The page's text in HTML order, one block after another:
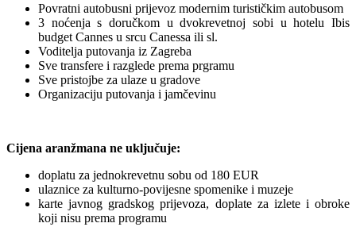
Povratni autobusni prijevoz modernim turističkim autobusom
3 noćenja s doručkom u dvokrevetnoj sobi u hotelu Ibis
budget Cannes u srcu Canessa ili sl.
Voditelja putovanja iz Zagreba
Sve transfere i razglede prema prgramu
Sve pristojbe za ulaze u gradove
Organizaciju putovanja i jamčevinu
Cijena aranžmana ne uključuje:
doplatu za jednokrevetnu sobu od 180 EUR
ulaznice za kulturno-povijesne spomenike i muzeje
karte javnog gradskog prijevoza, doplate za izlete i obroke
koji nisu prema programu